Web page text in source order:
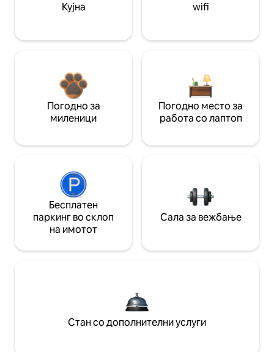
Кујна wifi
Погодно за
миленици
Погодно место за
работа со лаптоп
Бесплатен
паркинг во склоп
на имотот
Сала за вежбање
Стан со дополнителни услуги